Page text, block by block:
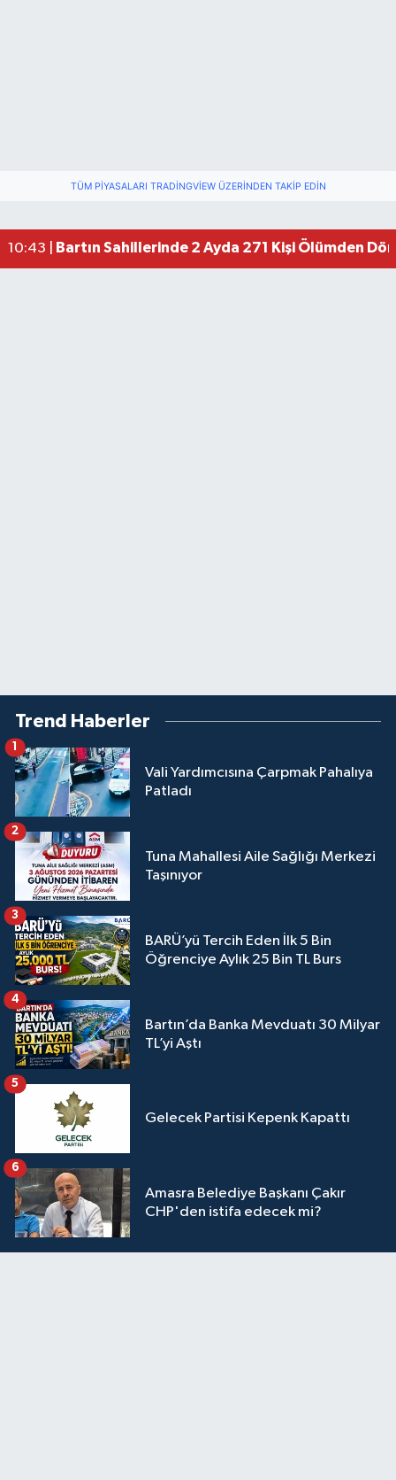
TÜM PIYASALARI TRADINGVIEW ÜZERINDEN TAKIP EDIN
10:43 | Bartın Sahillerinde 2 Ayda 271 Kişi Ölümden
Trend Haberler
Vali Yardımcısına Çarpmak Pahalıya
Patladı
1
Tuna Mahallesi Aile Sağlığı Merkezi
Taşınıyor
2
BARÜ’yü Tercih Eden İlk 5 Bin
Öğrenciye Aylık 25 Bin TL Burs
3
Bartın’da Banka Mevduatı 30 Milyar
TL’yi Aştı
4
Gelecek Partisi Kepenk Kapattı
5
Amasra Belediye Başkanı Çakır
CHP'den istifa edecek mi?
6